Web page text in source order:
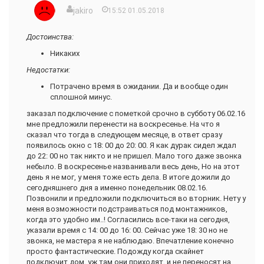
настаивать? Опять же – ясно – работа такая – предлагать
свои услуги. Но тут получается даже не втирание, а
навязывание. Ладно, спам в почте. Удалил и забыл. А тут
работе? Или ещё что важное?
Это первая настолько назойливая компания в моей жизни.
всегда будет свободным... В общем я и так собиралась к
ним идти т.к. как раз был конец месяца и я хотела
ним. Оформила заявку, через 4 дня меня подключили,
так быстро получится и была этому рада. Интернет летал,
связь не пропадала, телефон свободен, красота! Даже если
нужно сделать. Но... Каждую неделю мне начали
названивать их менеджеры или как они там называются и в
навязчивой форме начали предлагать подключить
кабельное, телефон, какие то бонусные пакеты... Нет, нет,
мне ничего не надо. Но они не понимали слово "нет" и
продолжали названивать, еще и на сотовый если дома
никого не было. Караул! Воспитание не позволяло послать,
а надо было, да, все понимаю, это их работа, но нельзя
быть такими навязчивыми! Это единственное, что бесило и
раздражало. Я была подключена к ним 2 года, потом
переехала и расторгла договор, сейчас снова у меня Волга
Телеком, точней уже Рос Телеком, т.к. просто нет
альтернативы
Достоинства:
быстрое подключение
качественная связь
jakiro 15:52 01.05.2018
Достоинства:
Никаких
Недостатки:
Потрачено время в ожидании. Да и вообще один
сплошной минус.
заказал подключение с пометкой срочно в субботу 06.02.16
мне предложили перенести на воскресенье. На что я
сказал что тогда в следующем месяце, в ответ сразу
появилось окно с 18: 00 до 20: 00. Я как дурак сидел ждал
до 22: 00 но так никто и не пришел. Мало того даже звонка
небыло. В воскресенье названивали весь день, Но на этот
день я не мог, у меня тоже есть дела. В итоге дожили до
сегодняшнего дня а именно понедельник 08.02.16.
Позвонили и предложили подключиться во вторник. Нету у
меня возможности подстраиваться под монтажников,
когда это удобно им..! Согласились все-таки на сегодня,
указали время с 14: 00 до 16: 00. Сейчас уже 18: 30 но не
звонка, не мастера я не наблюдаю. Впечатление конечно
просто фантастические. Подожду когда скайнет
подключит дом, уж там они приходят, и не переносят на